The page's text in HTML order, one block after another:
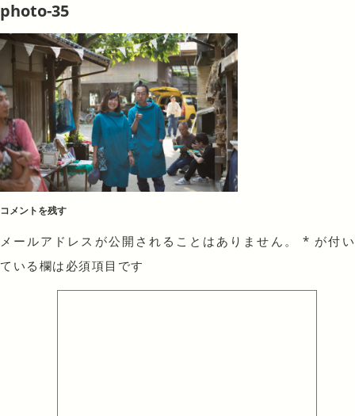
photo-35
コメントを残す
メールアドレスが公開されることはありません。 * が付い
ている欄は必須項目です